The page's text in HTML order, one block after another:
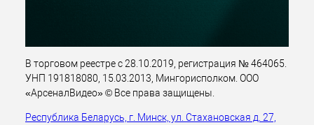
В торговом реестре с 28.10.2019, регистрация № 464065.
УНП 191818080, 15.03.2013, Мингорисполком. ООО
«АрсеналВидео» © Все права защищены.
Республика Беларусь, г. Минск, ул. Стахановская д. 27,